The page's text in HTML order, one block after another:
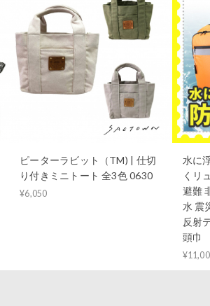
ピーターラビット（TM) | 仕切
り付きミニトート 全3色 0630
¥6,050
水に
くリ
避難
水 震
反射
頭巾